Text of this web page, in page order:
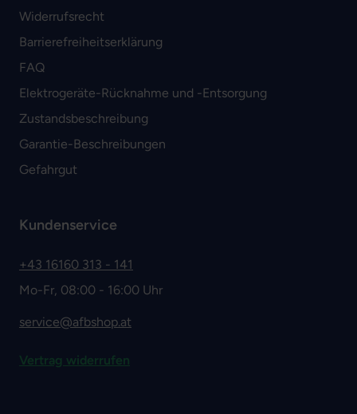
Widerrufsrecht
Barrierefreiheitserklärung
FAQ
Elektrogeräte-Rücknahme und -Entsorgung
Zustandsbeschreibung
Garantie-Beschreibungen
Gefahrgut
Kundenservice
+43 16160 313 - 141
Mo-Fr, 08:00 - 16:00 Uhr
service@afbshop.at
Vertrag widerrufen